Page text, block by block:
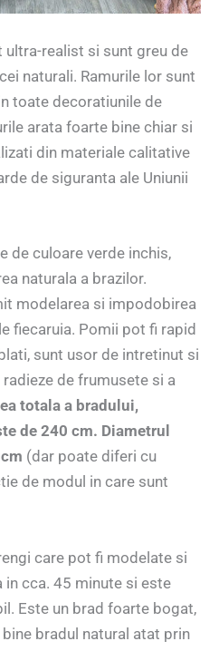
ultra-realist si sunt greu de
naturali. Ramurile lor sunt
toate decoratiunile de
arata foarte bine chiar si
din materiale calitative
de siguranta ale Uniunii
de culoare verde inchis,
naturala a brazilor.
modelarea si impodobirea
fiecaruia. Pomii pot fi rapid
sunt usor de intretinut si
de frumusete si a
totala a bradului,
de 240 cm. Diametrul
(dar poate diferi cu
de modul in care sunt
care pot fi modelate si
in cca. 45 minute si este
Este un brad foarte bogat,
bradul natural atat prin